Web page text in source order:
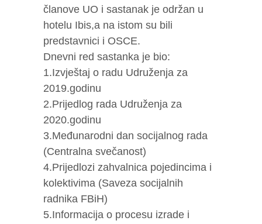
članove UO i sastanak je održan u
hotelu Ibis,a na istom su bili
predstavnici i OSCE.
Dnevni red sastanka je bio:
1.Izvještaj o radu Udruženja za
2019.godinu
2.Prijedlog rada Udruženja za
2020.godinu
3.Međunarodni dan socijalnog rada
(Centralna svečanost)
4.Prijedlozi zahvalnica pojedincima i
kolektivima (Saveza socijalnih
radnika FBiH)
5.Informacija o procesu izrade i